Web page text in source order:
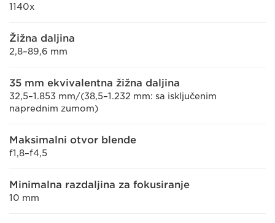
1140x
Žižna daljina
2,8–89,6 mm
35 mm ekvivalentna žižna daljina
32,5–1.853 mm/(38,5–1.232 mm: sa isključenim
naprednim zumom)
Maksimalni otvor blende
f1,8–f4,5
Minimalna razdaljina za fokusiranje
10 mm